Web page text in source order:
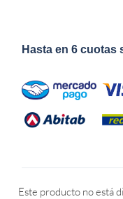
Hasta en 6 cuotas
Este producto no está